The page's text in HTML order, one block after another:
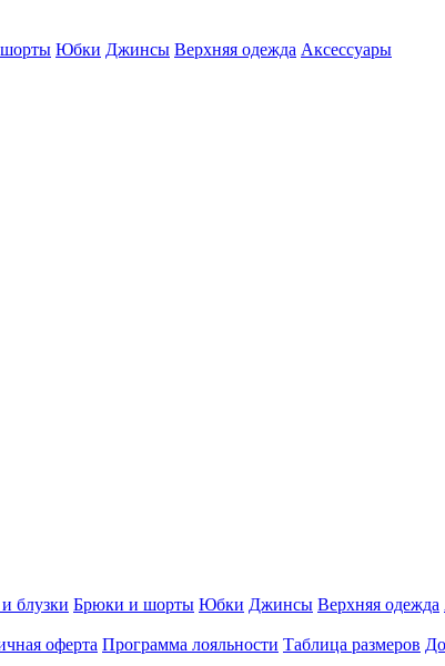
Юбки Джинсы Верхняя одежда Аксессуары
блузки Брюки и шорты Юбки Джинсы Верхняя одежда
оферта Программа лояльности Таблица размеров